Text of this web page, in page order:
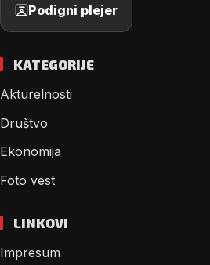
Podigni plejer
KATEGORIJE
Akturelnosti
Društvo
Ekonomija
Foto vest
LINKOVI
Impresum